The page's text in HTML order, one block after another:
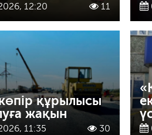
12:20 11
құрылысы
жақын
11:35 30